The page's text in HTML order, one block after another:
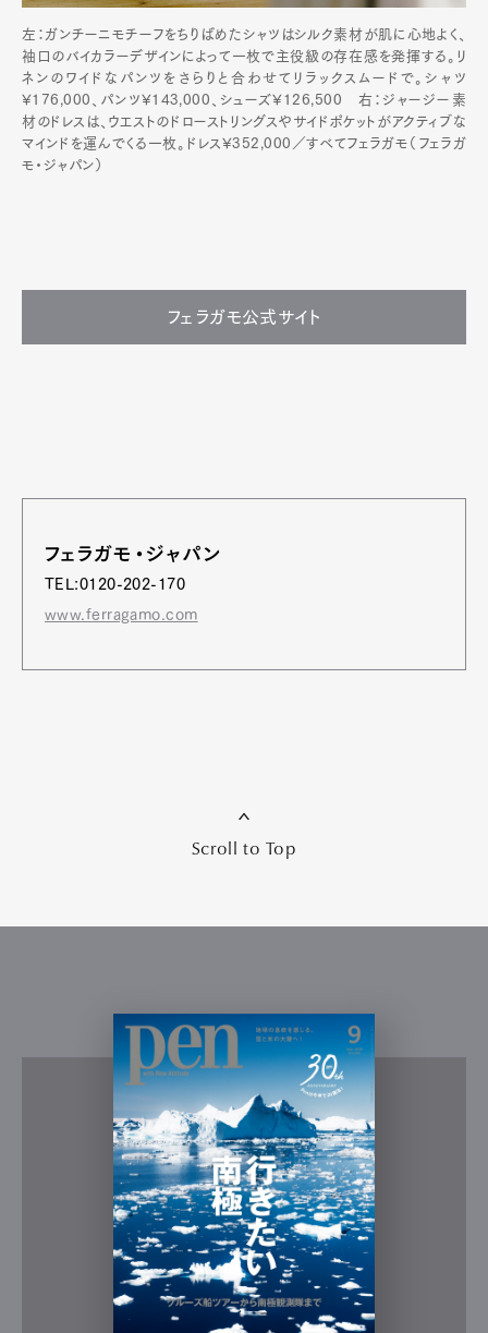
左：ガンチーニモチーフをちりばめたシャツはシルク素材が肌に心地よく、
袖口のバイカラーデザインによって一枚で主役級の存在感を発揮する。リ
ネンのワイドなパンツをさらりと合わせてリラックスムードで。シャツ
¥176,000、パンツ¥143,000、シューズ¥126,500 右：ジャージー素
材のドレスは、ウエストのドローストリングスやサイドポケットがアクティブな
マインドを運んでくる一枚。ドレス¥352,000／すべてフェラガモ（フェラガ
モ・ジャパン）
フェラガモ公式サイト
フェラガモ・ジャパン
TEL:0120-202-170
www.ferragamo.com
Scroll to Top